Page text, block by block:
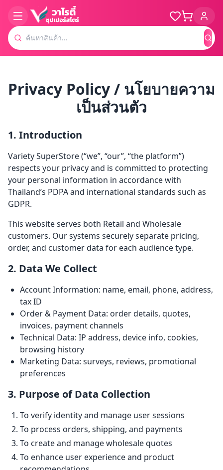
ค้น
Privacy Policy / นโยบายความ
เป็นส่วนตัว
1. Introduction
Variety SuperStore (“we”, “our”, “the platform”)
respects your privacy and is committed to protecting
your personal information in accordance with
Thailand’s PDPA and international standards such as
GDPR.
This website serves both Retail and Wholesale
customers. Our systems securely separate pricing,
order, and customer data for each audience type.
2. Data We Collect
Account Information: name, email, phone, address,
tax ID
Order & Payment Data: order details, quotes,
invoices, payment channels
Technical Data: IP address, device info, cookies,
browsing history
Marketing Data: surveys, reviews, promotional
preferences
3. Purpose of Data Collection
To verify identity and manage user sessions
To process orders, shipping, and payments
To create and manage wholesale quotes
To enhance user experience and product